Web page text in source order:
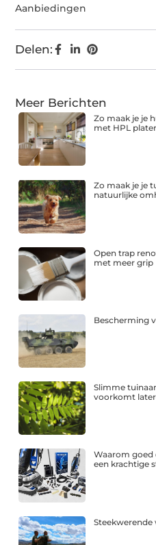
Aanbiedingen
Delen:
Meer Berichten
Zo maak je je
met HPL
Zo maak je je
natuurlijke
Open trap
met meer grip
Bescherming
Slimme
voorkomt
Waarom goed
een krachtige
Steekwerende